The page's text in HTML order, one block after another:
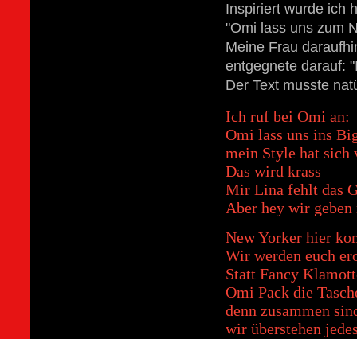
Inspiriert wurde ich
"Omi lass uns zum
Meine Frau
entgegnete darauf:
Der Text musste
Ich ruf bei Omi an:
Omi lass uns ins
mein Style hat sich
Das wird krass
Mir Lina fehlt das
Aber hey wir
New Yorker hier
Wir werden euch
Statt Fancy
Omi Pack die
denn zusammen
wir überstehen